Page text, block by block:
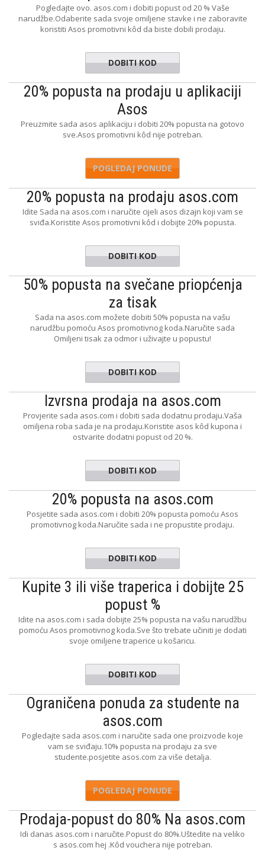
Pogledajte ovo. asos.com i dobiti popust od 20 % Vaše
narudžbe.Odaberite sada svoje omiljene stavke i ne zaboravite
koristiti Asos promotivni kôd da biste dobili prodaju.
ALETIME
DOBITI KOD
20% popusta na prodaju u aplikaciji
Asos
Preuzmite sada asos aplikaciju i dobiti 20% popusta na gotovo
sve.Asos promotivni kôd nije potreban.
POGLEDAJ PONUDE
20% popusta na prodaju asos.com
Idite Sada na asos.com i naručite cijeli asos dizajn koji vam se
sviđa.Koristite Asos promotivni kôd i dobijte 20% popusta.
SOSLOVE
DOBITI KOD
50% popusta na svečane priopćenja
za tisak
Sada na asos.com možete dobiti 50% popusta na vašu
narudžbu pomoću Asos promotivnog koda.Naručite sada
Omiljeni tisak za odmor i uživajte u popustu!
MYSTERY
DOBITI KOD
Izvrsna prodaja na asos.com
Provjerite sada asos.com i dobiti sada dodatnu prodaju.Vaša
omiljena roba sada je na prodaju.Koristite asos kôd kupona i
ostvarite dodatni popust od 20 %.
SAVINGS
DOBITI KOD
20% popusta na asos.com
Posjetite sada asos.com i dobiti 20% popusta pomoću Asos
promotivnog koda.Naručite sada i ne propustite prodaju.
EXTRAS
DOBITI KOD
Kupite 3 ili više traperica i dobijte 25
popust %
Idite na asos.com i sada dobijte 25% popusta na vašu narudžbu
pomoću Asos promotivnog koda.Sve što trebate učiniti je dodati
svoje omiljene traperice u košaricu.
imdeals
DOBITI KOD
Ograničena ponuda za studente na
asos.com
Pogledajte sada asos.com i naručite sada one proizvode koje
vam se sviđaju.10% popusta na prodaju za sve
studente.posjetite asos.com za više detalja.
POGLEDAJ PONUDE
Prodaja-popust do 80% Na asos.com
Idi danas asos.com i naručite.Popust do 80%.Uštedite na veliko
s asos.com hej .Kôd vouchera nije potreban.